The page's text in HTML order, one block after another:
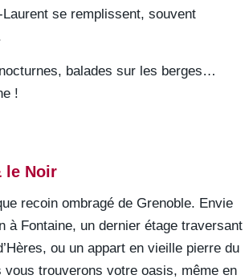
se remplissent, souvent
balades sur les berges…
!
le Noir
recoin ombragé de Grenoble. Envie
à Fontaine, un dernier étage traversant
ou un appart en vieille pierre du
vous trouverons votre oasis, même en